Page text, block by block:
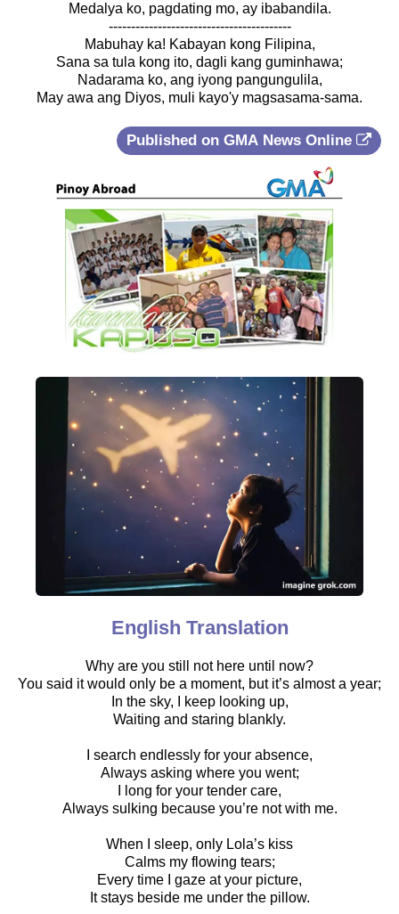
Medalya ko, pagdating mo, ay ibabandila.
-----------------------------------------
Mabuhay ka! Kabayan kong Filipina,
Sana sa tula kong ito, dagli kang guminhawa;
Nadarama ko, ang iyong pangungulila,
May awa ang Diyos, muli kayo'y magsasama-sama.
Published on GMA News Online
English Translation
Why are you still not here until now?
You said it would only be a moment, but it’s almost a year;
In the sky, I keep looking up,
Waiting and staring blankly.
I search endlessly for your absence,
Always asking where you went;
I long for your tender care,
Always sulking because you’re not with me.
When I sleep, only Lola’s kiss
Calms my flowing tears;
Every time I gaze at your picture,
It stays beside me under the pillow.